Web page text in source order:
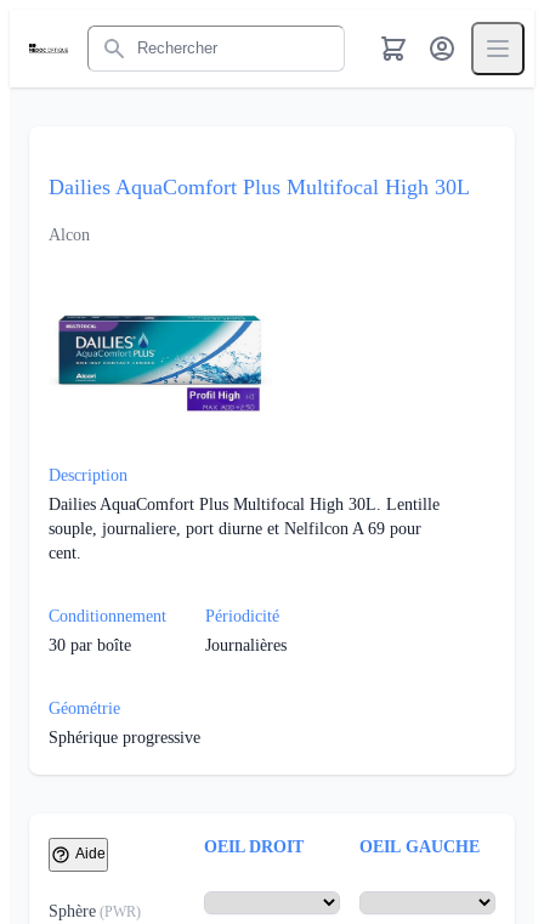
Rechercher
Dailies AquaComfort Plus Multifocal High 30L
Alcon
Description
Dailies AquaComfort Plus Multifocal High 30L. Lentille
souple, journaliere, port diurne et Nelfilcon A 69 pour
cent.
Conditionnement
30 par boîte
Périodicité
Journalières
Géométrie
Sphérique progressive
Aide OEIL DROIT OEIL GAUCHE
Sphère (PWR)